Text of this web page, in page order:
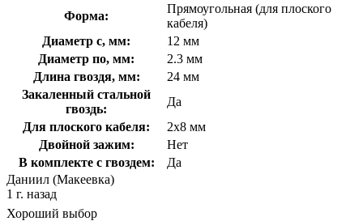
Форма:
Прямоугольная (для плоского
кабеля)
Диаметр с, мм:
12 мм
Диаметр по, мм:
2.3 мм
Длина гвоздя, мм:
24 мм
Закаленный стальной
гвоздь:
Да
Для плоского кабеля:
2x8 мм
Двойной зажим:
Нет
В комплекте с гвоздем:
Да
Даниил (Макеевка)
1 г. назад
Хороший выбор